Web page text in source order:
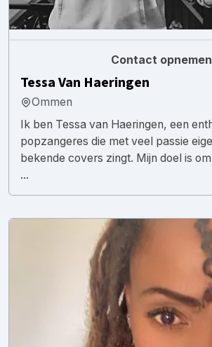
Contact
Tessa Van Haeringen
Ommen
Ik ben Tessa van Haeringen, een
popzangeres die met veel passie
bekende covers zingt. Mijn doel is
...